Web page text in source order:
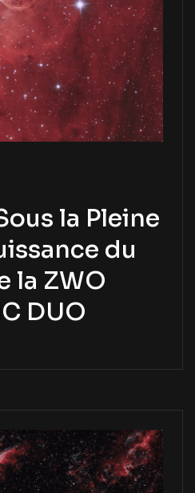
la Pleine
du
la ZWO
DUO